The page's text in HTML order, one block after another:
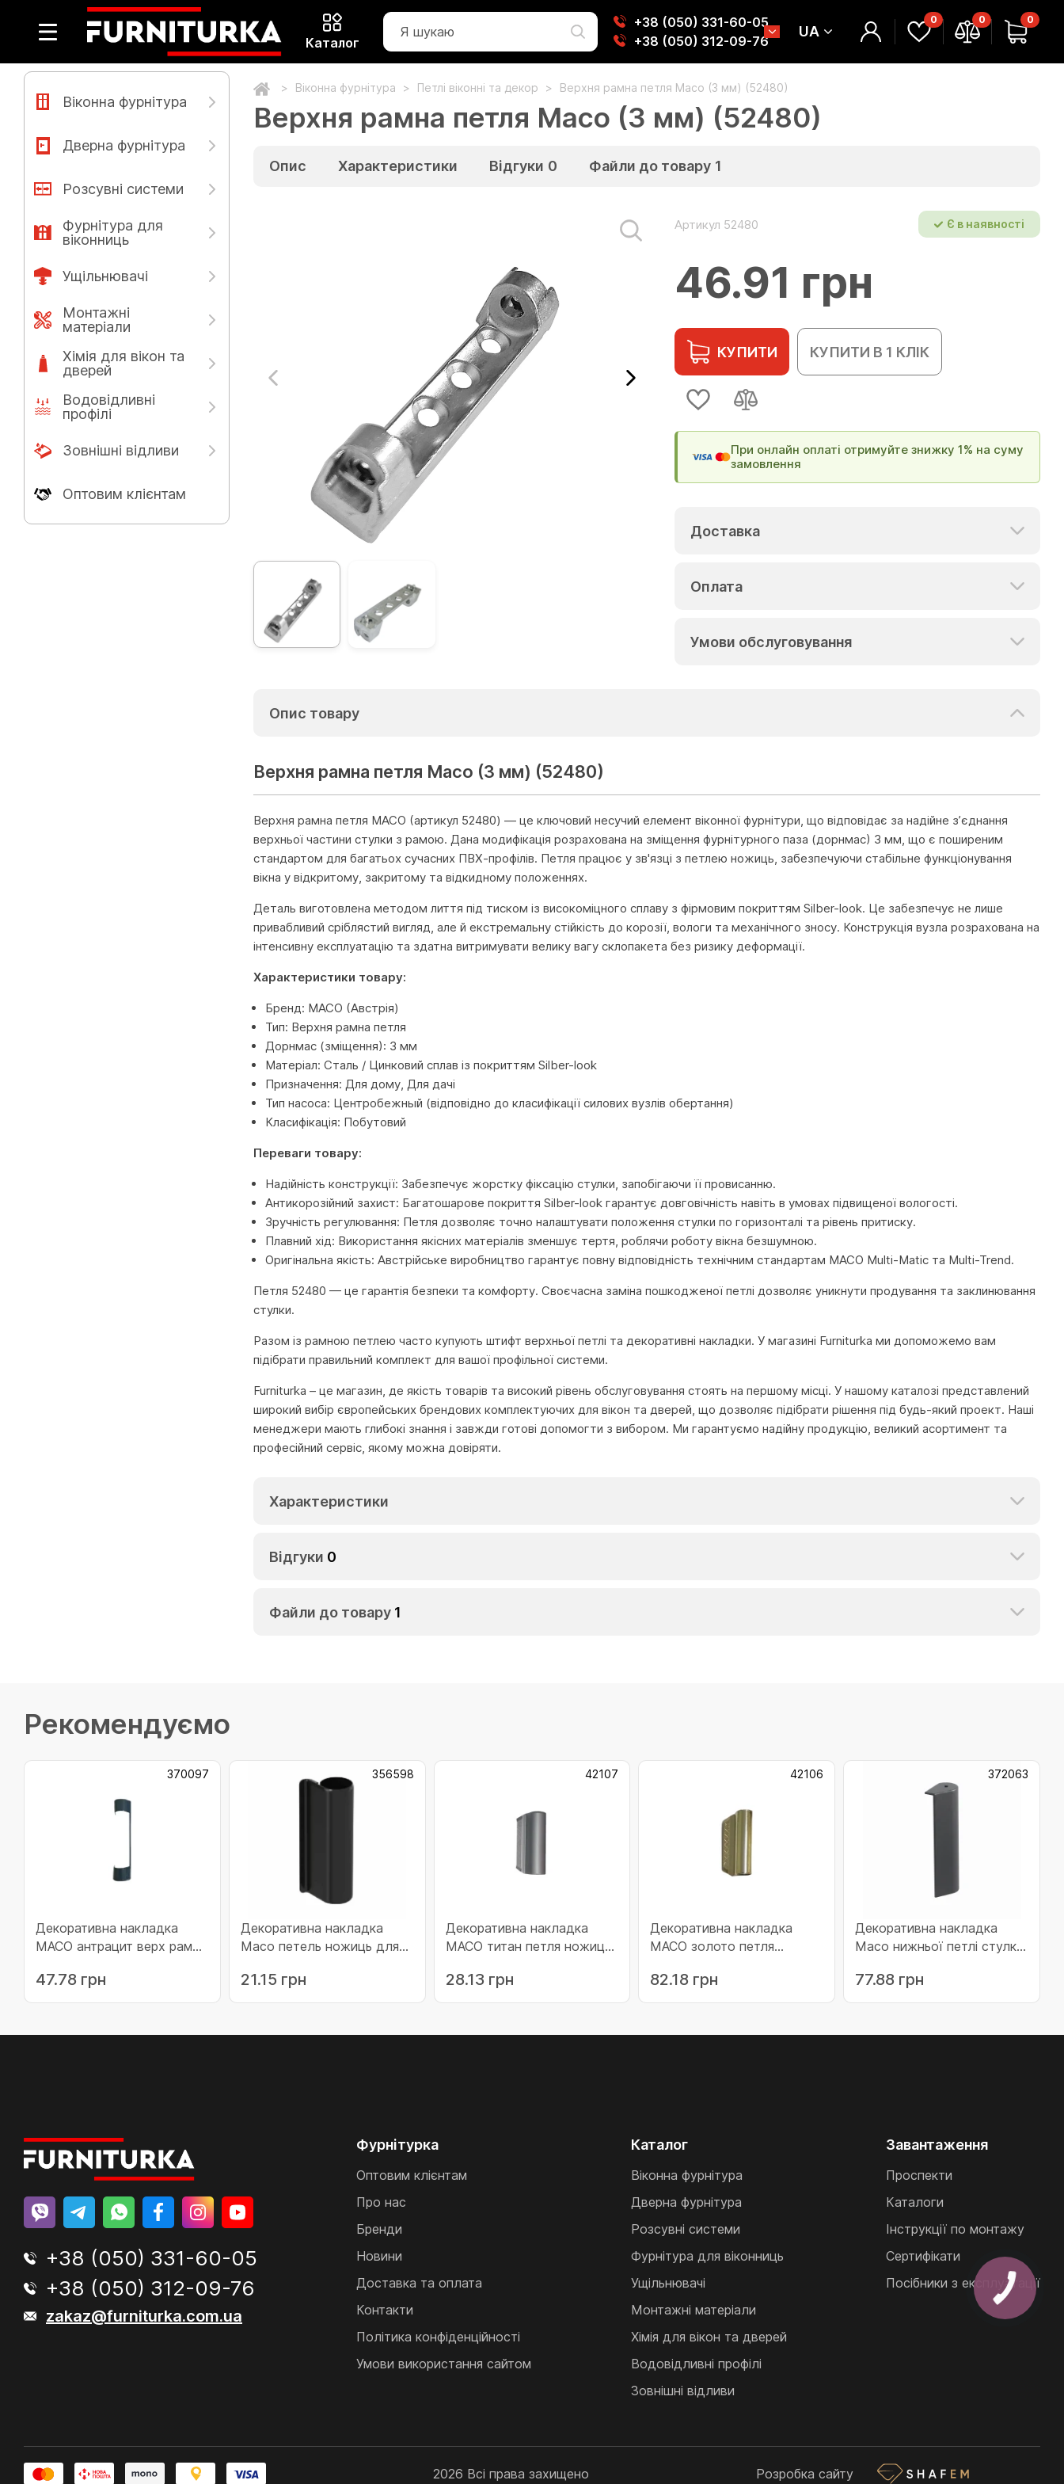
Каталог
+38 (050) 331-60-05
+38 (050) 312-09-76
UA
0 0 0
Віконна фурнітура
Дверна фурнітура
Розсувні системи
Фурнітура для
віконниць
Ущільнювачі
Монтажні
матеріали
Хімія для вікон та
дверей
Водовідливні
профілі
Зовнішні відливи
Оптовим клієнтам
Віконна фурнітура Петлі віконні та декор Верхня рамна петля Масо (3 мм) (52480)
Верхня рамна петля Масо (3 мм) (52480)
Опис Характеристики Відгуки 0 Файли до товару 1
Артикул 52480 Є в наявності
46.91 грн
КУПИТИ КУПИТИ В 1 КЛІК
При онлайн оплаті отримуйте знижку 1% на суму
замовлення
Доставка
Оплата
Умови обслуговування
Опис товару
Верхня рамна петля Масо (3 мм) (52480)
Верхня рамна петля MACO (артикул 52480) — це ключовий несучий елемент віконної фурнітури, що відповідає за надійне з’єднання
верхньої частини стулки з рамою. Дана модифікація розрахована на зміщення фурнітурного паза (дорнмас) 3 мм, що є поширеним
стандартом для багатьох сучасних ПВХ-профілів. Петля працює у зв'язці з петлею ножиць, забезпечуючи стабільне функціонування
вікна у відкритому, закритому та відкидному положеннях.
Деталь виготовлена методом лиття під тиском із високоміцного сплаву з фірмовим покриттям Silber-look. Це забезпечує не лише
привабливий сріблястий вигляд, але й екстремальну стійкість до корозії, вологи та механічного зносу. Конструкція вузла розрахована на
інтенсивну експлуатацію та здатна витримувати велику вагу склопакета без ризику деформації.
Характеристики товару:
Бренд: MACO (Австрія)
Тип: Верхня рамна петля
Дорнмас (зміщення): 3 мм
Матеріал: Сталь / Цинковий сплав із покриттям Silber-look
Призначення: Для дому, Для дачі
Тип насоса: Центробежный (відповідно до класифікації силових вузлів обертання)
Класифікація: Побутовий
Переваги товару:
Надійність конструкції: Забезпечує жорстку фіксацію стулки, запобігаючи її провисанню.
Антикорозійний захист: Багатошарове покриття Silber-look гарантує довговічність навіть в умовах підвищеної вологості.
Зручність регулювання: Петля дозволяє точно налаштувати положення стулки по горизонталі та рівень притиску.
Плавний хід: Використання якісних матеріалів зменшує тертя, роблячи роботу вікна безшумною.
Оригінальна якість: Австрійське виробництво гарантує повну відповідність технічним стандартам MACO Multi-Matic та Multi-Trend.
Петля 52480 — це гарантія безпеки та комфорту. Своєчасна заміна пошкодженої петлі дозволяє уникнути продування та заклинювання
стулки.
Разом із рамною петлею часто купують штифт верхньої петлі та декоративні накладки. У магазині Furniturka ми допоможемо вам
підібрати правильний комплект для вашої профільної системи.
Furniturka – це магазин, де якість товарів та високий рівень обслуговування стоять на першому місці. У нашому каталозі представлений
широкий вибір європейських брендових комплектуючих для вікон та дверей, що дозволяє підібрати рішення під будь-який проект. Наші
менеджери мають глибокі знання і завжди готові допомогти з вибором. Ми гарантуємо надійну продукцію, великий асортимент та
професійний сервіс, якому можна довіряти.
Характеристики
Відгуки 0
Файли до товару 1
Рекомендуємо
370097
Декоративна накладка
MACO антрацит верх рамы
47.78 грн
356598
Декоративна накладка
Maco петель ножиць для
21.15 грн
42107
Декоративна накладка
MACO титан петля ножиць
28.13 грн
42106
Декоративна накладка
MACO золото петля
82.18 грн
372063
Декоративна накладка
Maco нижньої петлі стулки
наплав ліва антрацит
(372063)
77.88 грн
+38 (050) 331-60-05
+38 (050) 312-09-76
zakaz@furniturka.com.ua
Фурнітурка
Оптовим клієнтам
Про нас
Бренди
Новини
Доставка та оплата
Контакти
Політика конфіденційності
Умови використання сайтом
Каталог
Віконна фурнітура
Дверна фурнітура
Розсувні системи
Фурнітура для віконниць
Ущільнювачі
Монтажні матеріали
Хімія для вікон та дверей
Водовідливні профілі
Зовнішні відливи
Завантаження
Проспекти
Каталоги
Інструкції по монтажу
Сертифікати
Посібники з експлуатації
2026 Всі права захищено Розробка сайту